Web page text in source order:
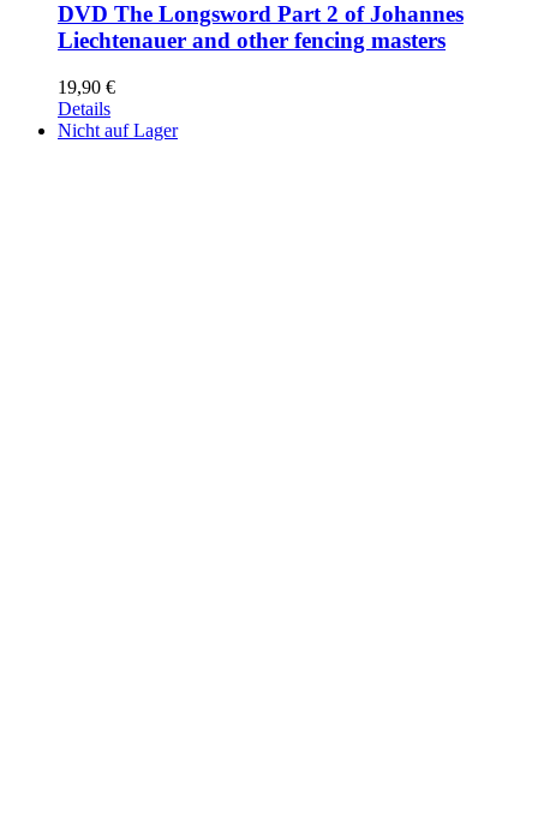
DVD The Longsword Part 2 of Johannes
Liechtenauer and other fencing masters
19,90 €
Details
Nicht auf Lager